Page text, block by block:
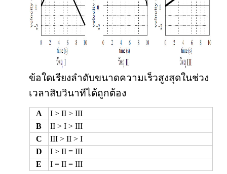
ข้อใดเรียงลำดับขนาดความเร็วสูงสุดในช่วง
เวลาสิบวินาทีได้ถูกต้อง
A
I > II > III
B
II > I > III
C
III > II > I
D
I > II = III
E
I = II = III